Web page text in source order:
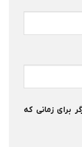
برای زمانی که